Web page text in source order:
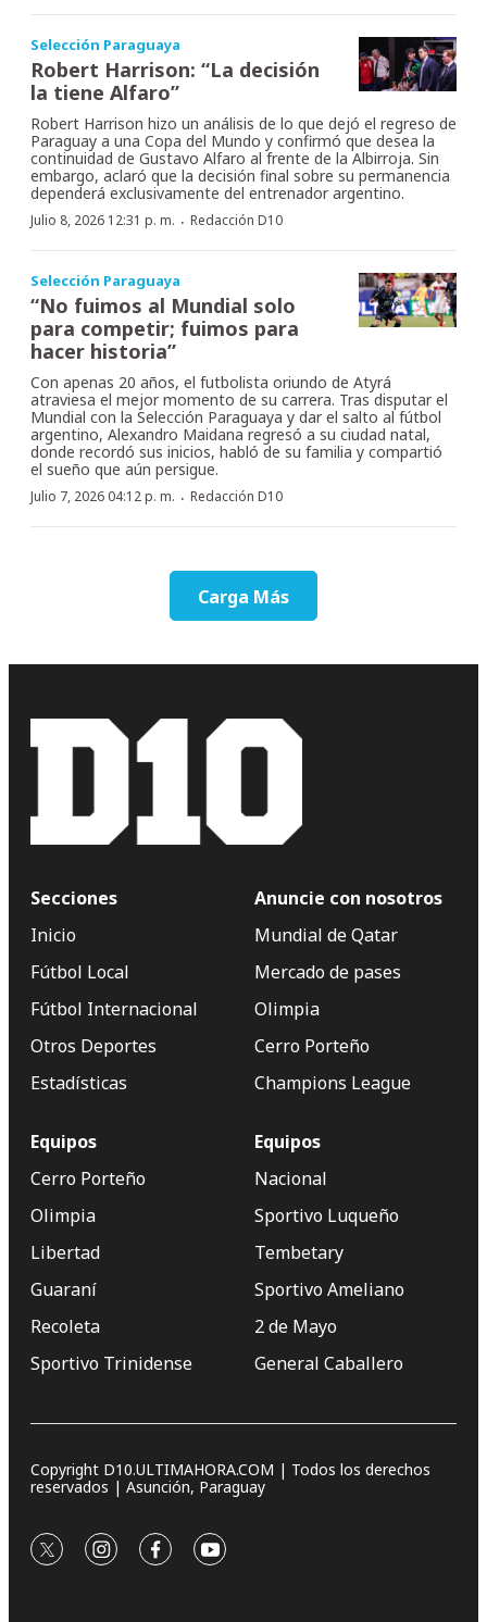
Selección Paraguaya
Robert Harrison: “La decisión
la tiene Alfaro”
Robert Harrison hizo un análisis de lo que dejó el regreso de
Paraguay a una Copa del Mundo y confirmó que desea la
continuidad de Gustavo Alfaro al frente de la Albirroja. Sin
embargo, aclaró que la decisión final sobre su permanencia
dependerá exclusivamente del entrenador argentino.
Julio 8, 2026 12:31 p. m. · Redacción D10
Selección Paraguaya
“No fuimos al Mundial solo
para competir; fuimos para
hacer historia”
Con apenas 20 años, el futbolista oriundo de Atyrá
atraviesa el mejor momento de su carrera. Tras disputar el
Mundial con la Selección Paraguaya y dar el salto al fútbol
argentino, Alexandro Maidana regresó a su ciudad natal,
donde recordó sus inicios, habló de su familia y compartió
el sueño que aún persigue.
Julio 7, 2026 04:12 p. m. · Redacción D10
Carga Más
Secciones
Inicio
Fútbol Local
Fútbol Internacional
Otros Deportes
Estadísticas
Anuncie con nosotros
Mundial de Qatar
Mercado de pases
Olimpia
Cerro Porteño
Champions League
Equipos
Cerro Porteño
Olimpia
Libertad
Guaraní
Recoleta
Sportivo Trinidense
Equipos
Nacional
Sportivo Luqueño
Tembetary
Sportivo Ameliano
2 de Mayo
General Caballero
Copyright D10.ULTIMAHORA.COM | Todos los derechos
reservados | Asunción, Paraguay
twitterinstagram
facebookyoutube